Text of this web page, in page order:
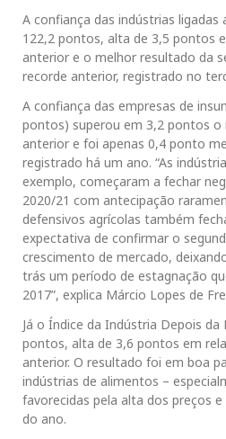
A confiança das indústrias
122,2 pontos, alta de 3,5 pontos
anterior e o melhor resultado da
recorde anterior, registrado no
A confiança das empresas de
pontos) superou em 3,2 pontos
anterior e foi apenas 0,4 ponto
registrado há um ano. “As
exemplo, começaram a fechar
2020/21 com antecipação
defensivos agrícolas também
expectativa de confirmar o
crescimento de mercado,
trás um período de estagnação
2017”, explica Márcio Lopes de
Já o Índice da Indústria Depois
pontos, alta de 3,6 pontos em
anterior. O resultado foi em boa
indústrias de alimentos –
favorecidas pela alta dos preços
do ano.